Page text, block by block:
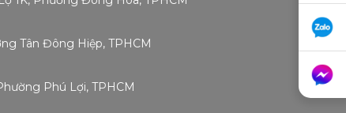
Tân Đông Hiệp, TPHCM
Phú Lợi, TPHCM